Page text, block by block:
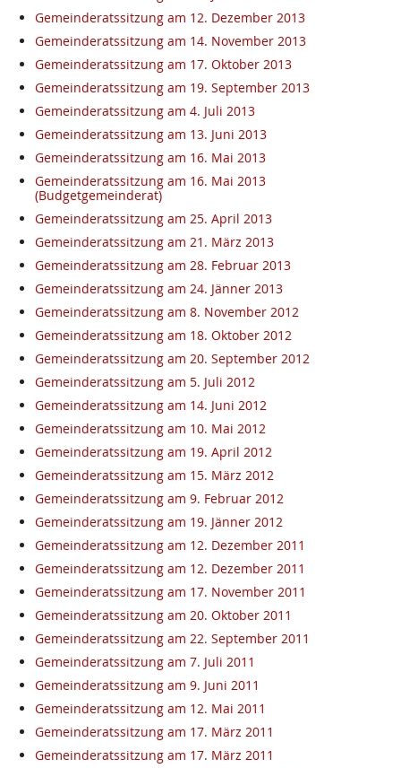
Gemeinderatssitzung am 12. Dezember 2013
Gemeinderatssitzung am 14. November 2013
Gemeinderatssitzung am 17. Oktober 2013
Gemeinderatssitzung am 19. September 2013
Gemeinderatssitzung am 4. Juli 2013
Gemeinderatssitzung am 13. Juni 2013
Gemeinderatssitzung am 16. Mai 2013
Gemeinderatssitzung am 16. Mai 2013
(Budgetgemeinderat)
Gemeinderatssitzung am 25. April 2013
Gemeinderatssitzung am 21. März 2013
Gemeinderatssitzung am 28. Februar 2013
Gemeinderatssitzung am 24. Jänner 2013
Gemeinderatssitzung am 8. November 2012
Gemeinderatssitzung am 18. Oktober 2012
Gemeinderatssitzung am 20. September 2012
Gemeinderatssitzung am 5. Juli 2012
Gemeinderatssitzung am 14. Juni 2012
Gemeinderatssitzung am 10. Mai 2012
Gemeinderatssitzung am 19. April 2012
Gemeinderatssitzung am 15. März 2012
Gemeinderatssitzung am 9. Februar 2012
Gemeinderatssitzung am 19. Jänner 2012
Gemeinderatssitzung am 12. Dezember 2011
Gemeinderatssitzung am 12. Dezember 2011
Gemeinderatssitzung am 17. November 2011
Gemeinderatssitzung am 20. Oktober 2011
Gemeinderatssitzung am 22. September 2011
Gemeinderatssitzung am 7. Juli 2011
Gemeinderatssitzung am 9. Juni 2011
Gemeinderatssitzung am 12. Mai 2011
Gemeinderatssitzung am 17. März 2011
Gemeinderatssitzung am 17. März 2011